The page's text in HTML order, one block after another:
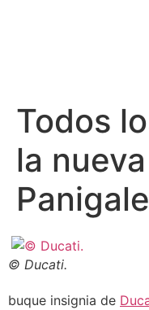
Todos
la
Panigale
© Ducati.
buque insignia de